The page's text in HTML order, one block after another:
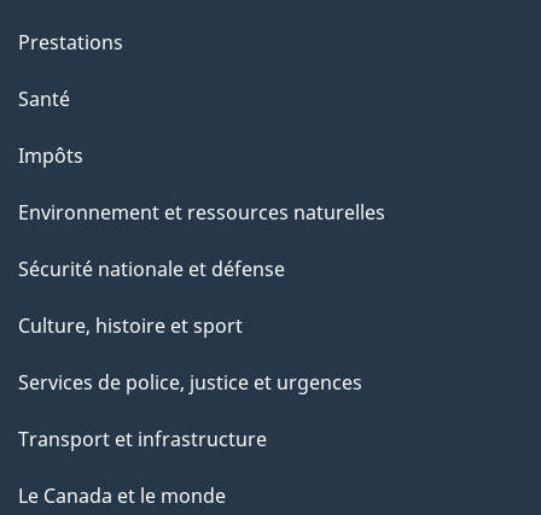
e
g
Prestations
Santé
Impôts
Environnement et ressources naturelles
Sécurité nationale et défense
Culture, histoire et sport
Services de police, justice et urgences
Transport et infrastructure
Le Canada et le monde